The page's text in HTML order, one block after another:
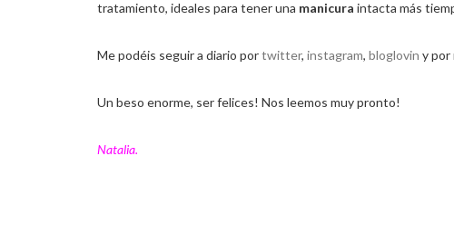
tratamiento, ideales para tener una manicura intacta más
Me podéis seguir a diario portwitter, instagram, bloglovin y por
Un beso enorme, ser felices! Nos leemos muy pronto!
Natalia.